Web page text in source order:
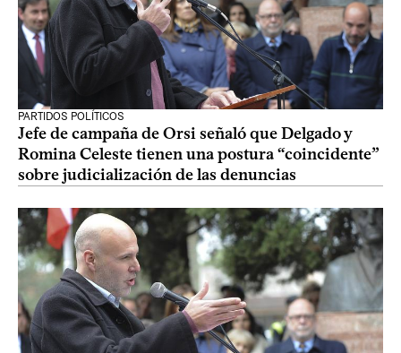
PARTIDOS POLÍTICOS
Jefe de campaña de Orsi señaló que Delgado y
Romina Celeste tienen una postura “coincidente”
sobre judicialización de las denuncias